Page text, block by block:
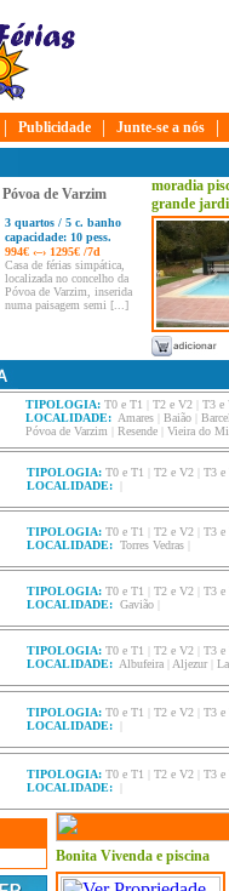
| Publicidade | Junte-se a nós |
Póvoa de Varzim
3 quartos / 5 c. banho
capacidade: 10 pess.
994€ ‹–› 1295€ /7d
Casa de férias simpática,
localizada no concelho da
Póvoa de Varzim, inserida
numa paisagem semi [...]
moradia
grande
TIPOLOGIA: T0 e T1 T2 e V2| T3 e
LOCALIDADE: Amares| Baião|
Póvoa de Varzim
Resende| Vieira do
TIPOLOGIA: T0 e T1 T2 e V2| T3 e
LOCALIDADE:
TIPOLOGIA: T0 e T1 T2 e V2| T3 e
LOCALIDADE: Torres Vedras|
TIPOLOGIA: T0 e T1 T2 e V2| T3 e
LOCALIDADE: Gavião|
TIPOLOGIA: T0 e T1 T2 e V2| T3 e
LOCALIDADE: Albufeira| Aljezur|
TIPOLOGIA: T0 e T1 T2 e V2| T3 e
LOCALIDADE:
TIPOLOGIA: T0 e T1 T2 e V2| T3 e
LOCALIDADE:
Bonita Vivenda e piscina